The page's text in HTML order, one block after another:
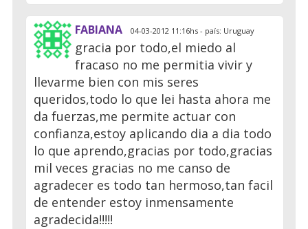
FABIANA 04-03-2012 11:16hs - país: Uruguay
gracia por todo,el miedo al
fracaso no me permitia vivir y
llevarme bien con mis seres
queridos,todo lo que lei hasta ahora me
da fuerzas,me permite actuar con
confianza,estoy aplicando dia a dia todo
lo que aprendo,gracias por todo,gracias
mil veces gracias no me canso de
agradecer es todo tan hermoso,tan facil
de entender estoy inmensamente
agradecida!!!!!